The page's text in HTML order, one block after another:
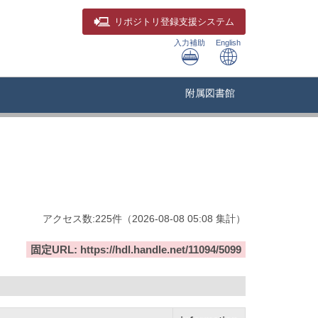
リポジトリ 登録支援システム
入力補助 English
附属図書館
アクセス数:225件 （2026-08-08 05:08 集計）
固定URL: https://hdl.handle.net/11094/5099